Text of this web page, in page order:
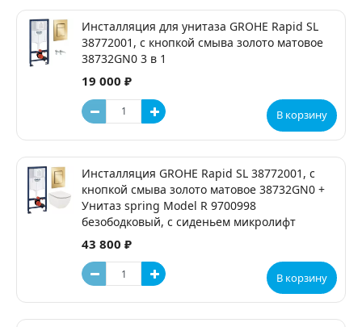
Инсталляция для унитаза GROHE Rapid SL
38772001, с кнопкой смыва золото матовое
38732GN0 3 в 1
19 000 ₽
В корзину
Инсталляция GROHE Rapid SL 38772001, с
кнопкой смыва золото матовое 38732GN0 +
Унитаз spring Model R 9700998
безободковый, с сиденьем микролифт
43 800 ₽
В корзину